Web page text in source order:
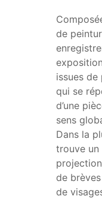
de
issues
qui se
d’une
sens
Dans la
trouve un
de
de